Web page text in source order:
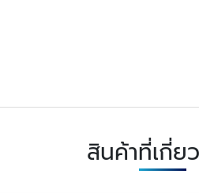
สินค้าที่เกี่ย